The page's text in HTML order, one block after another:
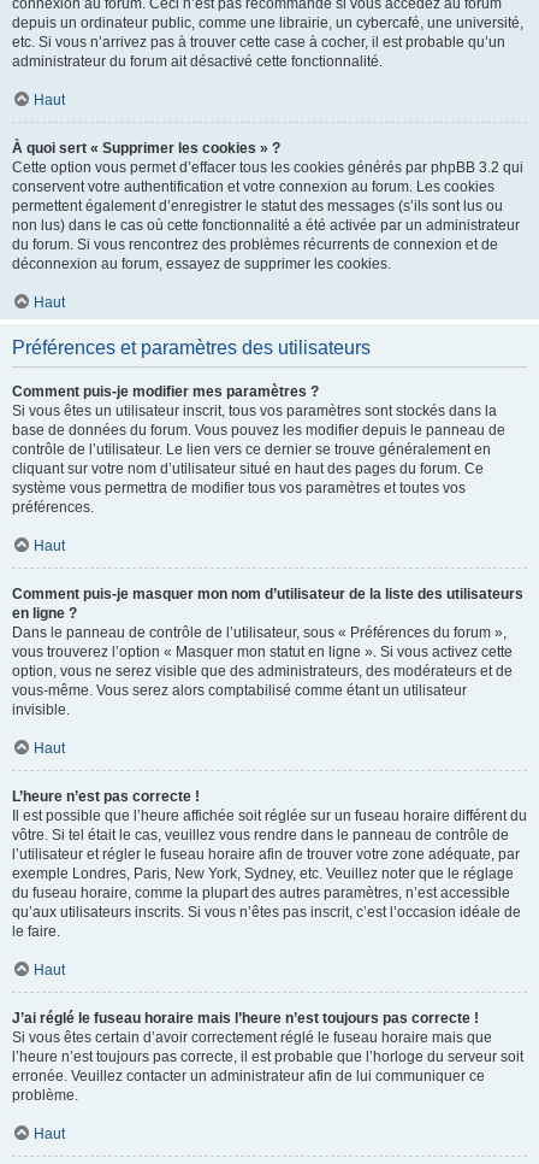
connexion au forum. Ceci n’est pas recommandé si vous accédez au forum
depuis un ordinateur public, comme une librairie, un cybercafé, une université,
etc. Si vous n’arrivez pas à trouver cette case à cocher, il est probable qu’un
administrateur du forum ait désactivé cette fonctionnalité.
Haut
À quoi sert « Supprimer les cookies » ?
Cette option vous permet d’effacer tous les cookies générés par phpBB 3.2 qui
conservent votre authentification et votre connexion au forum. Les cookies
permettent également d’enregistrer le statut des messages (s’ils sont lus ou
non lus) dans le cas où cette fonctionnalité a été activée par un administrateur
du forum. Si vous rencontrez des problèmes récurrents de connexion et de
déconnexion au forum, essayez de supprimer les cookies.
Haut
Préférences et paramètres des utilisateurs
Comment puis-je modifier mes paramètres ?
Si vous êtes un utilisateur inscrit, tous vos paramètres sont stockés dans la
base de données du forum. Vous pouvez les modifier depuis le panneau de
contrôle de l’utilisateur. Le lien vers ce dernier se trouve généralement en
cliquant sur votre nom d’utilisateur situé en haut des pages du forum. Ce
système vous permettra de modifier tous vos paramètres et toutes vos
préférences.
Haut
Comment puis-je masquer mon nom d’utilisateur de la liste des utilisateurs
en ligne ?
Dans le panneau de contrôle de l’utilisateur, sous « Préférences du forum »,
vous trouverez l’option « Masquer mon statut en ligne ». Si vous activez cette
option, vous ne serez visible que des administrateurs, des modérateurs et de
vous-même. Vous serez alors comptabilisé comme étant un utilisateur
invisible.
Haut
L’heure n’est pas correcte !
Il est possible que l’heure affichée soit réglée sur un fuseau horaire différent du
vôtre. Si tel était le cas, veuillez vous rendre dans le panneau de contrôle de
l’utilisateur et régler le fuseau horaire afin de trouver votre zone adéquate, par
exemple Londres, Paris, New York, Sydney, etc. Veuillez noter que le réglage
du fuseau horaire, comme la plupart des autres paramètres, n’est accessible
qu’aux utilisateurs inscrits. Si vous n’êtes pas inscrit, c’est l’occasion idéale de
le faire.
Haut
J’ai réglé le fuseau horaire mais l’heure n’est toujours pas correcte !
Si vous êtes certain d’avoir correctement réglé le fuseau horaire mais que
l’heure n’est toujours pas correcte, il est probable que l’horloge du serveur soit
erronée. Veuillez contacter un administrateur afin de lui communiquer ce
problème.
Haut